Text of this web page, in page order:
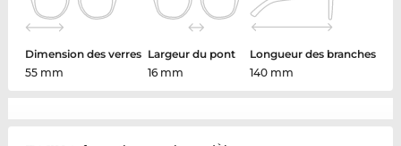
Dimension des verres
55 mm
Largeur du pont
16 mm
Longueur des branches
140 mm